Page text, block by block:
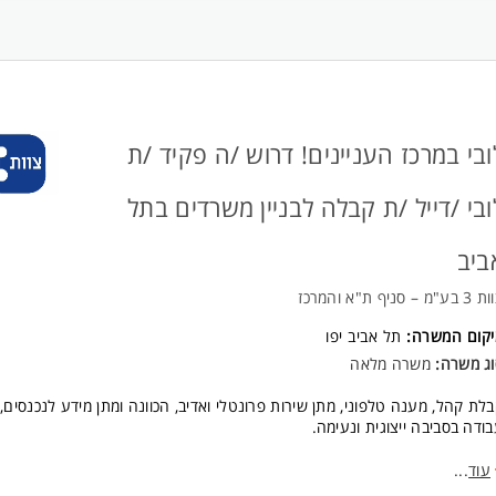
סוציאליים מלאים מהיום הראשון פנסיה, קרן השתלמות, דמי הבראה ועוד
צבאי מלא רובאי 05 ומעלה
מעבר קורס רמה א'
מרכזי עם נגישות נוחה. המשרה מיועדת לנשים ולגברים כאחד.
במרכז העניינים! דרוש /ה פקיד /ת
/דייל /ת קבלה לבניין משרדים בתל
– סניף ת"א והמרכז
המשרה: תל אביב יפו
משרה: משרה מלאה
קהל, מענה טלפוני, מתן שירות פרונטלי ואדיב, הכוונה ומתן מידע לנכנסים,
בסביבה ייצוגית ונעימה.
עבודה:
עוד...